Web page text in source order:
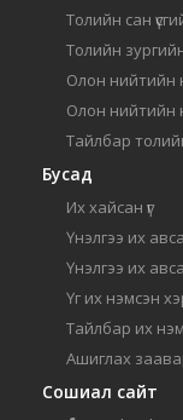
Толийн сан
Толийн
Олон нийтийн
Олон нийтийн
Тайлбар
Бусад
Их хайсан үг
Үнэлгээ их
Үнэлгээ их
Үг их нэмсэн
Тайлбар их
Ашиглах
Сошиал сайт